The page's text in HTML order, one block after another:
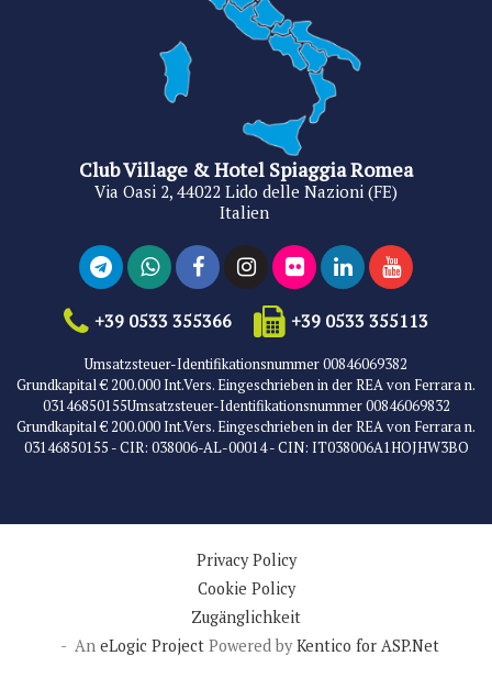
Club Village & Hotel Spiaggia Romea
Via Oasi 2, 44022 Lido delle Nazioni (FE)
Italien
+39 0533 355366 +39 0533 355113
Umsatzsteuer-Identifikationsnummer 00846069382
Grundkapital € 200.000 Int.Vers. Eingeschrieben in der REA von Ferrara n.
03146850155Umsatzsteuer-Identifikationsnummer 00846069832
Grundkapital € 200.000 Int.Vers. Eingeschrieben in der REA von Ferrara n.
03146850155 - CIR: 038006-AL-00014 - CIN: IT038006A1HOJHW3BO
Privacy Policy
Cookie Policy
Zugänglichkeit
- An eLogic Project Powered byKentico for ASP.Net